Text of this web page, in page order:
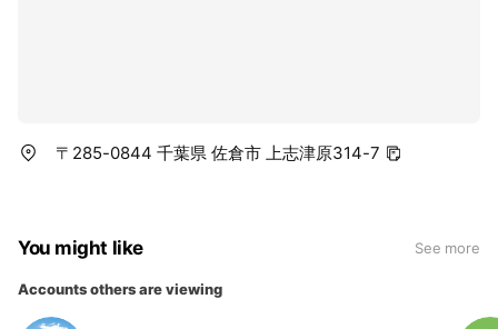
〒285-0844 千葉県 佐倉市 上志津原314-7
You might like See more
Accounts others are viewing